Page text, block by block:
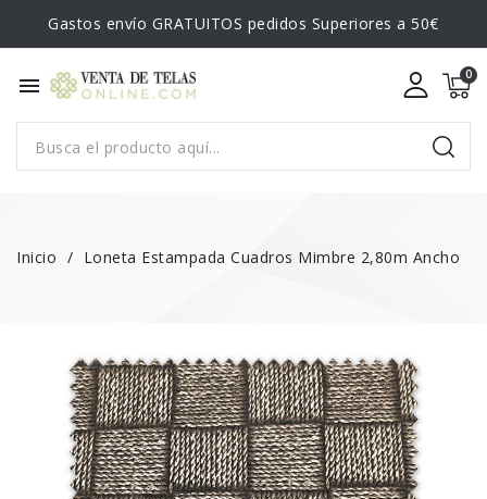
Gastos envío GRATUITOS pedidos Superiores a 50€
menu
Inicio Loneta Estampada Cuadros Mimbre 2,80m Ancho